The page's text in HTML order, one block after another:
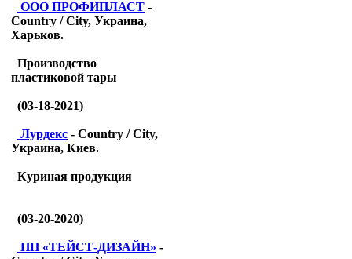
ООО ПРОФИПЛАСТ -
Country / City, Украина,
Харьков.
Производство
пластиковой тары
(03-18-2021)
Лурдекс - Country / City,
Украина, Киев.
Куриная продукция
(03-20-2020)
ПП «ТЕЙСТ-ДИЗАЙН» -